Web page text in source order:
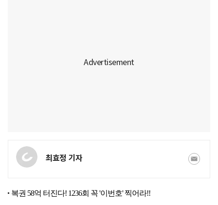
최효정 기자